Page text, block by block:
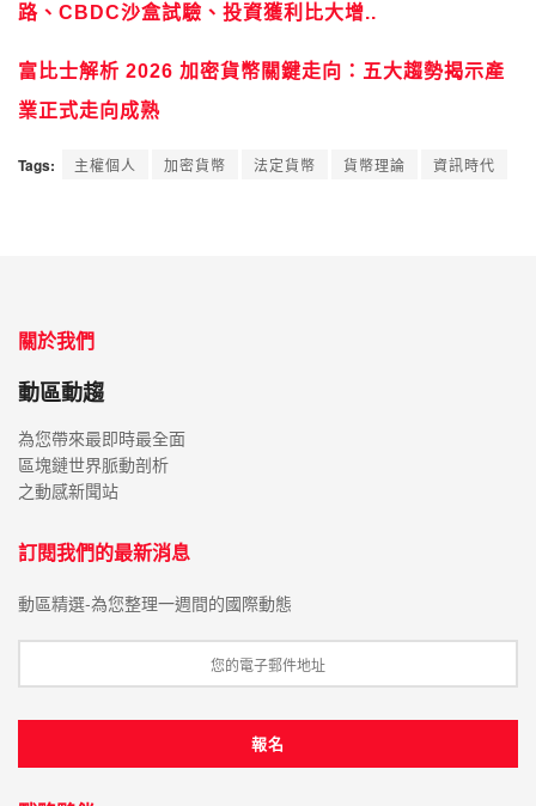
路、CBDC沙盒試驗、投資獲利比大增..
富比士解析 2026 加密貨幣關鍵走向：五大趨勢揭示產
業正式走向成熟
Tags: 主權個人 加密貨幣 法定貨幣 貨幣理論 資訊時代
關於我們
動區動趨
為您帶來最即時最全面
區塊鏈世界脈動剖析
之動感新聞站
訂閱我們的最新消息
動區精選-為您整理一週間的國際動態